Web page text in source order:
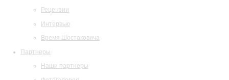
Рецензии
Интервью
Время Шостаковича
Партнеры
Наши партнеры